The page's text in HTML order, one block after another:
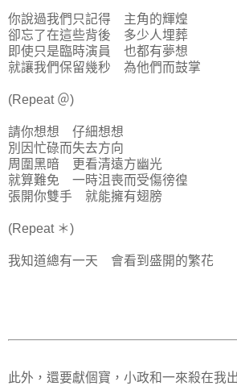
你說過我們只記得 主角的輝煌
卻忘了在這些背後 多少人埋葬
即使只是臨時演員 也都有夢想
就讓我們保留幾秒 為他們而鼓掌
(Repeat ＠)
請你想想 仔細想想
別因忙碌而失去方向
周圍黑暗 更看清遠方幽光
就算難免 一時沮喪而受傷徬徨
張開你雙手 就能擁有翅膀
(Repeat ＊)
我知道總有一天 會看到盛開的繁花
此外，還要獻個寶，小政和一來殺在我